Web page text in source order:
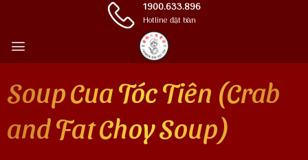
content
1900.633.896
Hotline đặt bàn
Soup Cua Tóc Tiên (Crab
and Fat Choy Soup)